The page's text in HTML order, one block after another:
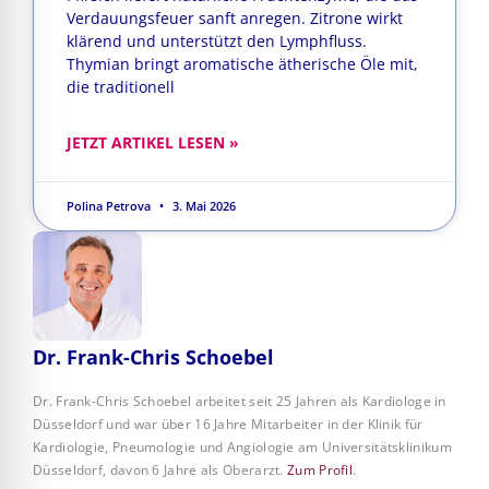
Dr. Frank-Chris Schoebel
Dr. Frank-Chris Schoebel arbeitet seit 25 Jahren als Kardiologe in
Düsseldorf und war über 16 Jahre Mitarbeiter in der Klinik für
Kardiologie, Pneumologie und Angiologie am Universitätsklinikum
Düsseldorf, davon 6 Jahre als Oberarzt.Zum Profil.
Verdauungsfeuer sanft anregen. Zitrone wirkt
klärend und unterstützt den Lymphfluss.
Thymian bringt aromatische ätherische Öle mit,
die traditionell
JETZT ARTIKEL LESEN »
Polina Petrova 3. Mai 2026